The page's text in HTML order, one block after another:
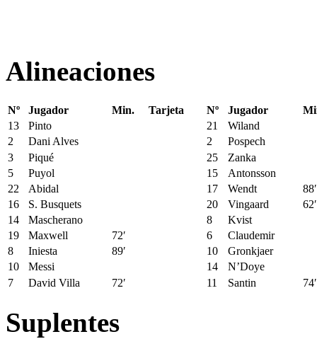
Alineaciones
Nº Jugador Min. Tarjeta Nº Jugador
13
Pinto 21
Wiland
2
Dani Alves 2
Pospech
3
Piqué 25
Zanka
5
Puyol 15
Antonsson
22
Abidal 17 Wendt
88′
16
S. Busquets 20 Vingaard
62′
14
Mascherano 8
Kvist
19
Maxwell 72′ 6
Claudemir
8
Iniesta 89′ 10
Gronkjaer
10
Messi 14
N’Doye
7
David Villa 72′ 11 Santin 74′
Suplentes